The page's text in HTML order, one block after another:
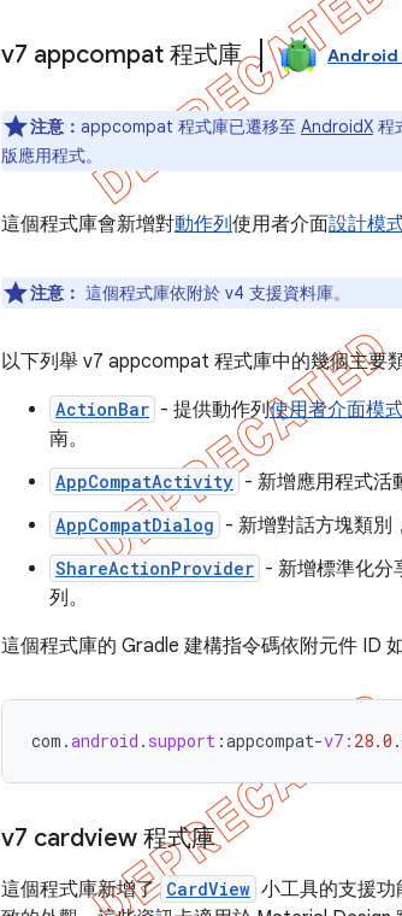
v7 appcompat 程式庫 Android
注意： appcompat 程式庫已遷移至 AndroidX 程
版應用程式。
這個程式庫會新增對動作列使用者介面設計模
注意： 這個程式庫依附於 v4 支援資料庫。
以下列舉 v7 appcompat 程式庫中的幾個主要
ActionBar - 提供動作列使用者介面模
南。
AppCompatActivity - 新增應用程式活
AppCompatDialog - 新增對話方塊類別
ShareActionProvider - 新增標準化分
列。
這個程式庫的 Gradle 建構指令碼依附元件 ID
com .android . support :appcompat-v7: 28.0 .
v7 cardview 程式庫
這個程式庫新增了 CardView 小工具的支援